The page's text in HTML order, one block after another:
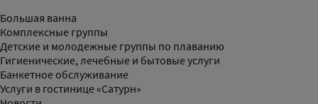
Большая ванна
Комплексные группы
Детские и молодежные группы по плаванию
Гигиенические, лечебные и бытовые услуги
Банкетное обслуживание
Услуги в гостинице «Сатурн»